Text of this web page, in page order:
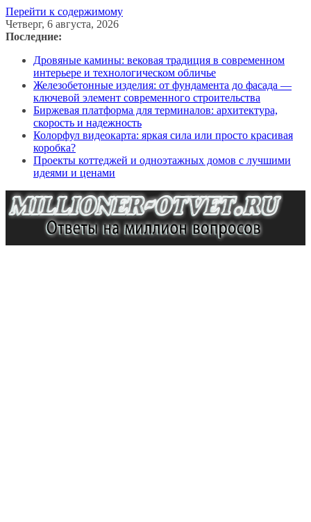
Перейти к содержимому
Четверг, 6 августа, 2026
Последние:
Дровяные камины: вековая традиция в современном
интерьере и технологическом обличье
Железобетонные изделия: от фундамента до фасада —
ключевой элемент современного строительства
Биржевая платформа для терминалов: архитектура,
скорость и надежность
Колорфул видеокарта: яркая сила или просто красивая
коробка?
Проекты коттеджей и одноэтажных домов с лучшими
идеями и ценами